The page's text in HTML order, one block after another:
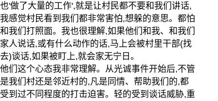
也'做了大量的工作',就是让村民都不要和我们讲话,
我感觉村民看到我们都非常害怕,想躲的意思。都怕
和我们打照面。我也很理解,如果他们和我、和我们
家人说话,或有什么动作的话,马上会被村里干部(找
去)谈话,如果被盯上,就会家无宁日。
他们这个心态我非常理解。从光诚事件开始后,不管
是我们村还是邻近村的,凡是同情、帮助我们的,都
受到过不同程度的打击迫害。轻的受到谈话威胁,重